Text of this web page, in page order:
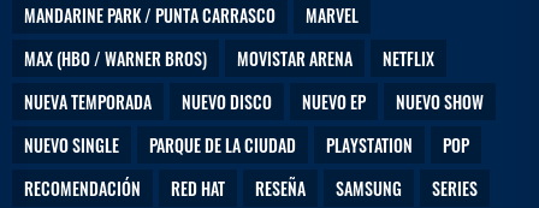
MANDARINE PARK / PUNTA CARRASCO
MARVEL
MAX (HBO / WARNER BROS)
MOVISTAR ARENA
NETFLIX
NUEVA TEMPORADA
NUEVO DISCO NUEVO EP
NUEVO SHOW
NUEVO SINGLE
PARQUE DE LA CIUDAD PLAYSTATION
POP
RECOMENDACIÓN
RED HAT RESEÑA SAMSUNG
SERIES